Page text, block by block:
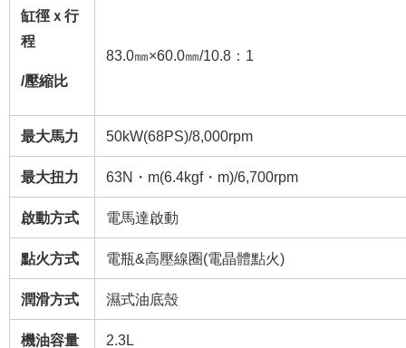
缸徑ｘ行
程
/壓縮比
83.0㎜×60.0㎜/10.8：1
最大馬力 50kW(68PS)/8,000rpm
最大扭力 63N・m(6.4kgf・m)/6,700rpm
啟動方式 電馬達啟動
點火方式 電瓶&高壓線圈(電晶體點火)
潤滑方式 濕式油底殼
機油容量 2.3L